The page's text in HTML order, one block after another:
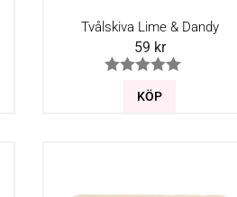
Tvålskiva Lime & Dandy
59 kr
KÖP